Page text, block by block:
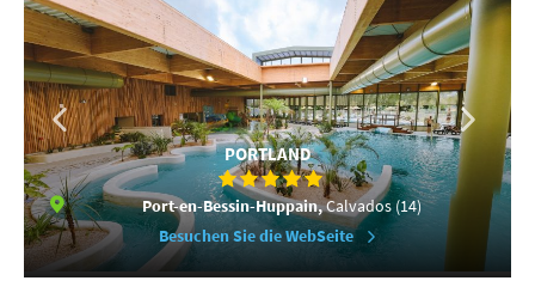
PORTLAND
Port-en-Bessin-Huppain,Calvados (14)
Besuchen Sie die WebSeite